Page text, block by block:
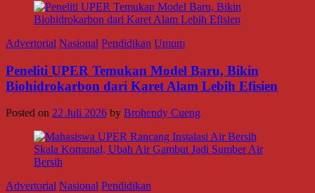
Advertorial Nasional Pendidikan Umum
Peneliti UPER Temukan Model Baru, Bikin
Biohidrokarbon dari Karet Alam Lebih Efisien
Posted on 22 Juli 2026 by Brohendy Cueng
Advertorial Nasional Pendidikan